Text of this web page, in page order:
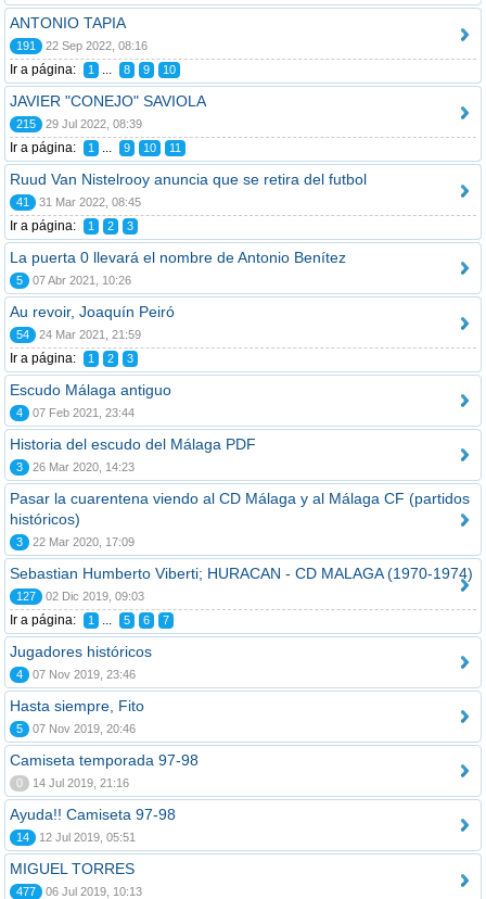
ANTONIO TAPIA
191 22 Sep 2022, 08:16
Ir a página: 1 ... 8 9 10
JAVIER "CONEJO" SAVIOLA
215 29 Jul 2022, 08:39
Ir a página: 1 ... 9 10 11
Ruud Van Nistelrooy anuncia que se retira del futbol
41 31 Mar 2022, 08:45
Ir a página: 1 2 3
La puerta 0 llevará el nombre de Antonio Benítez
5 07 Abr 2021, 10:26
Au revoir, Joaquín Peiró
54 24 Mar 2021, 21:59
Ir a página: 1 2 3
Escudo Málaga antiguo
4 07 Feb 2021, 23:44
Historia del escudo del Málaga PDF
3 26 Mar 2020, 14:23
Pasar la cuarentena viendo al CD Málaga y al Málaga CF (partidos
históricos)
3 22 Mar 2020, 17:09
Sebastian Humberto Viberti; HURACAN - CD MALAGA (1970-1974)
127 02 Dic 2019, 09:03
Ir a página: 1 ... 5 6 7
Jugadores históricos
4 07 Nov 2019, 23:46
Hasta siempre, Fito
5 07 Nov 2019, 20:46
Camiseta temporada 97-98
0 14 Jul 2019, 21:16
Ayuda!! Camiseta 97-98
14 12 Jul 2019, 05:51
MIGUEL TORRES
477 06 Jul 2019, 10:13